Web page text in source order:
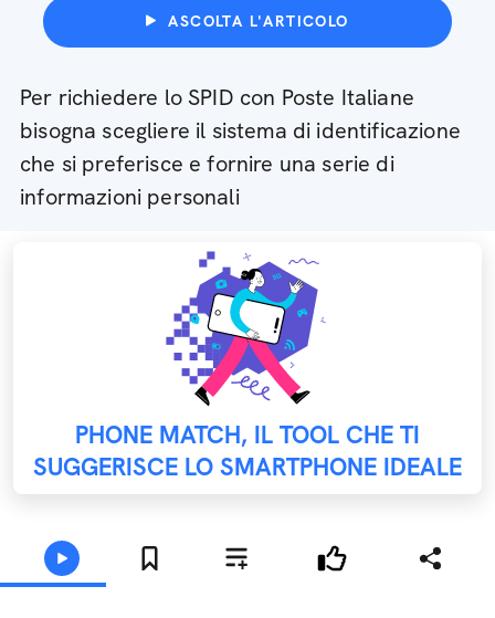
ASCOLTA L'ARTICOLO
Per richiedere lo SPID con Poste Italiane
bisogna scegliere il sistema di identificazione
che si preferisce e fornire una serie di
informazioni personali
PHONE MATCH, IL TOOL CHE TI
SUGGERISCE LO SMARTPHONE IDEALE